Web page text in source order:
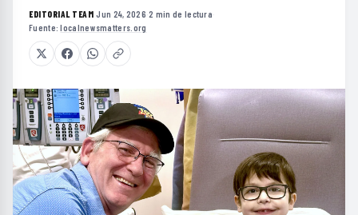
EDITORIAL TEAM·Jun 24, 2026·2 min de lectura·
Fuente:localnewsmatters.org